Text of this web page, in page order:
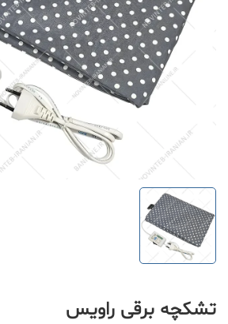
تشکچه برقی راویس